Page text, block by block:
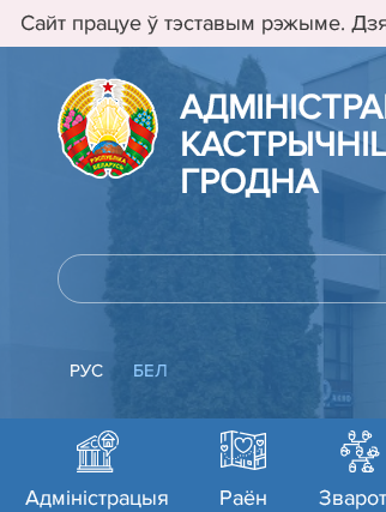
Сайт працуе ў тэставым рэжыме.
ГРОДНА
РУС БЕЛ
Адміністрацыя Раён